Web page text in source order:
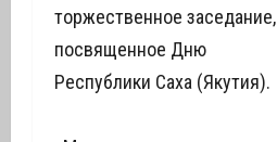
торжественное заседание,
посвященное Дню
Республики Саха (Якутия).